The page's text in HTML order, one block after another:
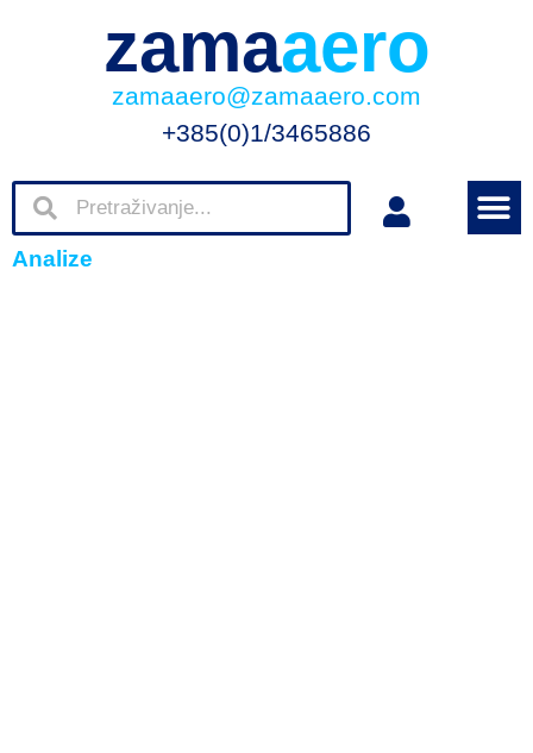
zamaaero
zamaaero@zamaaero.com
+385(0)1/3465886
Analize